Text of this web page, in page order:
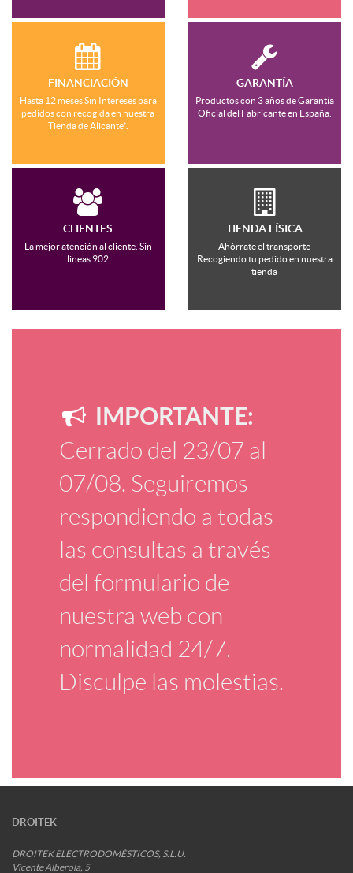
FINANCIACIÓN
Hasta 12 meses Sin Intereses para
pedidos con recogida en nuestra
Tienda de Alicante*.
GARANTÍA
Productos con 3 años de Garantía
Oficial del Fabricante en España.
CLIENTES
La mejor atención al cliente. Sin
lineas 902
TIENDA FÍSICA
Ahórrate el transporte
Recogiendo tu pedido en nuestra
tienda
IMPORTANTE:
Cerrado del 23/07 al
07/08. Seguiremos
respondiendo a todas
las consultas a través
del formulario de
nuestra web con
normalidad 24/7.
Disculpe las molestias.
DROITEK
DROITEK ELECTRODOMÉSTICOS, S.L.U.
Vicente Alberola, 5